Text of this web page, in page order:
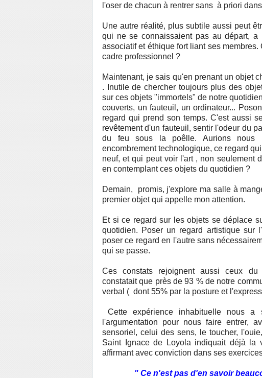
l'oser de chacun à rentrer sans à priori
Une autre réalité, plus subtile aussi peut
qui ne se connaissaient pas au départ,
associatif et éthique fort liant ses
cadre professionnel ?
Maintenant, je sais qu'en prenant un objet
. Inutile de chercher toujours plus des
sur ces objets "immortels" de notre
couverts, un fauteuil, un ordinateur...
regard qui prend son temps. C'est aussi
revêtement d'un fauteuil, sentir l'odeur du
du feu sous la poêlle. Aurions nous
encombrement technologique, ce regard
neuf, et qui peut voir l'art , non seulement
en contemplant ces objets du quotidien ?
Demain, promis, j'explore ma salle à
premier objet qui appelle mon attention.
Et si ce regard sur les objets se déplace
quotidien. Poser un regard artistique sur
poser ce regard en l'autre sans
qui se passe.
Ces constats rejoignent aussi ceux du
constatait que près de 93 % de notre
verbal ( dont 55% par la posture et
Cette expérience inhabituelle nous
l'argumentation pour nous faire entrer,
sensoriel, celui des sens, le toucher,
Saint Ignace de Loyola indiquait déjà la
affirmant avec conviction dans ses
" Ce n'est pas d'en savoir